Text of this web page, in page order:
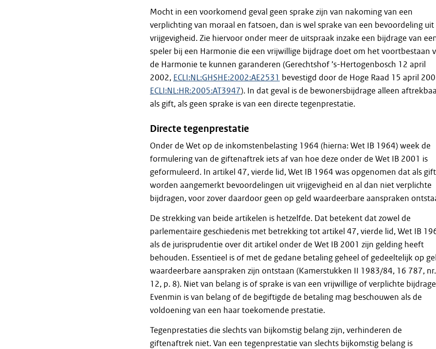
Mocht in een voorkomend geval geen sprake zijn van nakoming van een
verplichting van moraal en fatsoen, dan is wel sprake van een bevoordeling uit
vrijgevigheid. Zie hiervoor onder meer de uitspraak inzake een bijdrage van
speler bij een Harmonie die een vrijwillige bijdrage doet om het voortbestaan
de Harmonie te kunnen garanderen (Gerechtshof ’s-Hertogenbosch 12 april
2002, ECLI:NL:GHSHE:2002:AE2531 bevestigd door de Hoge Raad 15 april
ECLI:NL:HR:2005:AT3947). In dat geval is de bewonersbijdrage alleen
als gift, als geen sprake is van een directe tegenprestatie.
Directe tegenprestatie
Onder de Wet op de inkomstenbelasting 1964 (hierna: Wet IB 1964) week de
formulering van de giftenaftrek iets af van hoe deze onder de Wet IB 2001 is
geformuleerd. In artikel 47, vierde lid, Wet IB 1964 was opgenomen dat als
worden aangemerkt bevoordelingen uit vrijgevigheid en al dan niet verplichte
bijdragen, voor zover daardoor geen op geld waardeerbare aanspraken
De strekking van beide artikelen is hetzelfde. Dat betekent dat zowel de
parlementaire geschiedenis met betrekking tot artikel 47, vierde lid, Wet IB
als de jurisprudentie over dit artikel onder de Wet IB 2001 zijn gelding heeft
behouden. Essentieel is of met de gedane betaling geheel of gedeeltelijk op
waardeerbare aanspraken zijn ontstaan (Kamerstukken II 1983/84, 16 787, nr.
12, p. 8). Niet van belang is of sprake is van een vrijwillige of verplichte
Evenmin is van belang of de begiftigde de betaling mag beschouwen als de
voldoening van een haar toekomende prestatie.
Tegenprestaties die slechts van bijkomstig belang zijn, verhinderen de
giftenaftrek niet. Van een tegenprestatie van slechts bijkomstig belang is